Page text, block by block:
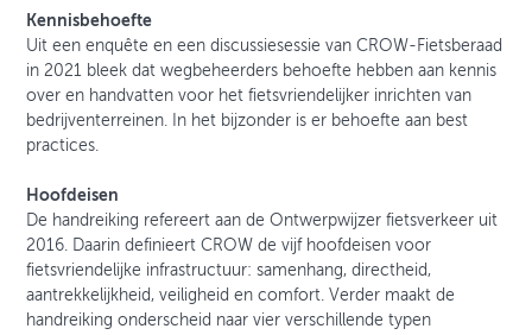
Kennisbehoefte
Uit een enquête en een discussiesessie van CROW-Fietsberaad
in 2021 bleek dat wegbeheerders behoefte hebben aan kennis
over en handvatten voor het fietsvriendelijker inrichten van
bedrijventerreinen. In het bijzonder is er behoefte aan best
practices.
Hoofdeisen
De handreiking refereert aan de Ontwerpwijzer fietsverkeer uit
2016. Daarin definieert CROW de vijf hoofdeisen voor
fietsvriendelijke infrastructuur: samenhang, directheid,
aantrekkelijkheid, veiligheid en comfort. Verder maakt de
handreiking onderscheid naar vier verschillende typen